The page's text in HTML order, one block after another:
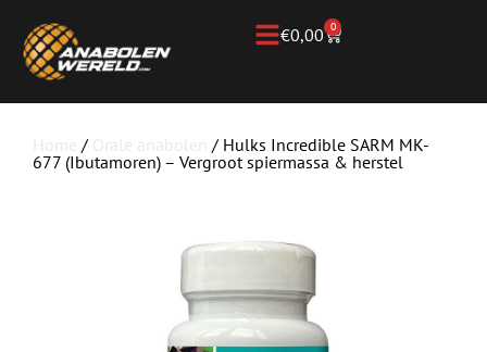
€0,00 0
/
/ Hulks Incredible SARM MK-
677 (Ibutamoren) – Vergroot spiermassa & herstel